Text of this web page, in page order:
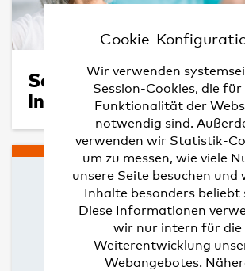
Cookie-
Wir verwenden
Session-Cookies, die für
Funktionalität der
notwendig sind.
verwenden wir Statistik-
um zu messen, wie viele
unsere Seite besuchen und
Inhalte besonders beliebt
Diese Informationen
wir nur intern für die
Weiterentwicklung
Webangebotes.
Soziale
Integration